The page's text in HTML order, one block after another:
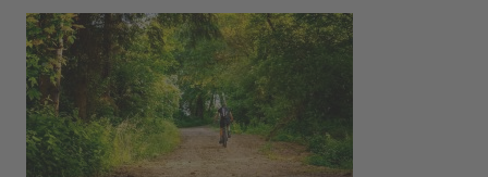
Gemütlich
übernachten
im
Waldhotel
im
Osnabrücker